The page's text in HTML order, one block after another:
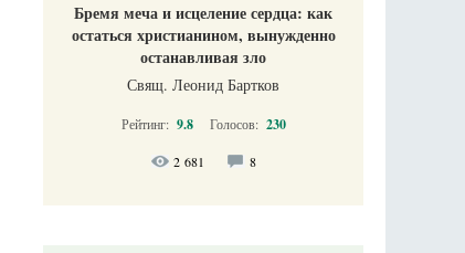
Бремя меча и исцеление сердца: как
остаться христианином, вынужденно
останавливая зло
Свящ. Леонид Бартков
Рейтинг: 9.8 Голосов: 230
2 681 8